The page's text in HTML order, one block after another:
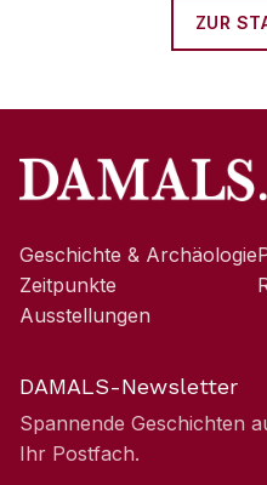
ZUR
Geschichte & Archäologie
Zeitpunkte
Ausstellungen
DAMALS-Newsletter
Spannende Geschichten
Ihr Postfach.